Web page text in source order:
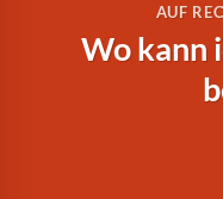
AUF
Wo kann